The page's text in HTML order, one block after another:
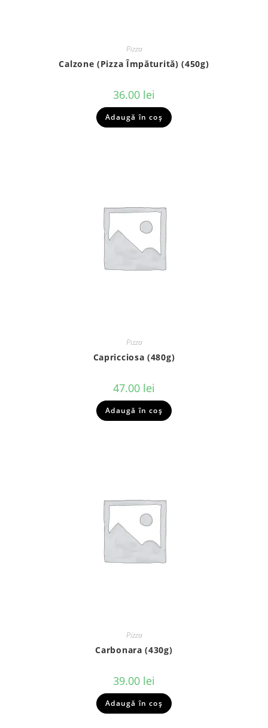
Pizza
Calzone (pizza Împăturită) (450g)
36.00 lei
Adaugă în coș
Pizza
Capricciosa (480g)
47.00 lei
Adaugă în coș
Pizza
Carbonara (430g)
39.00 lei
Adaugă în coș